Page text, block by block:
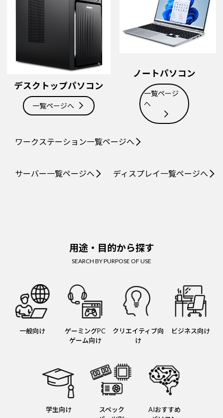
デスクトップパソコン
一覧ページへ
ノートパソコン
一覧ページ
へ
ワークステーション一覧ページへ
サーバー一覧ページへ ディスプレイ一覧ページへ
用途・目的から探す
SEARCH BY PURPOSE OF USE
一般向け
ゲーミングPC
ゲーム向け
クリエイティブ向
け
ビジネス向け
学生向け
スペック
AIおすすめ